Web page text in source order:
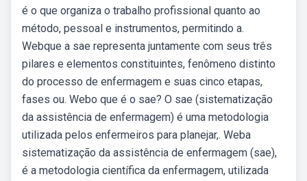
é o que organiza o trabalho profissional quanto ao
método, pessoal e instrumentos, permitindo a.
Webque a sae representa juntamente com seus três
pilares e elementos constituintes, fenômeno distinto
do processo de enfermagem e suas cinco etapas,
fases ou. Webo que é o sae? O sae (sistematização
da assistência de enfermagem) é uma metodologia
utilizada pelos enfermeiros para planejar,. Weba
sistematização da assistência de enfermagem (sae),
é a metodologia científica da enfermagem, utilizada